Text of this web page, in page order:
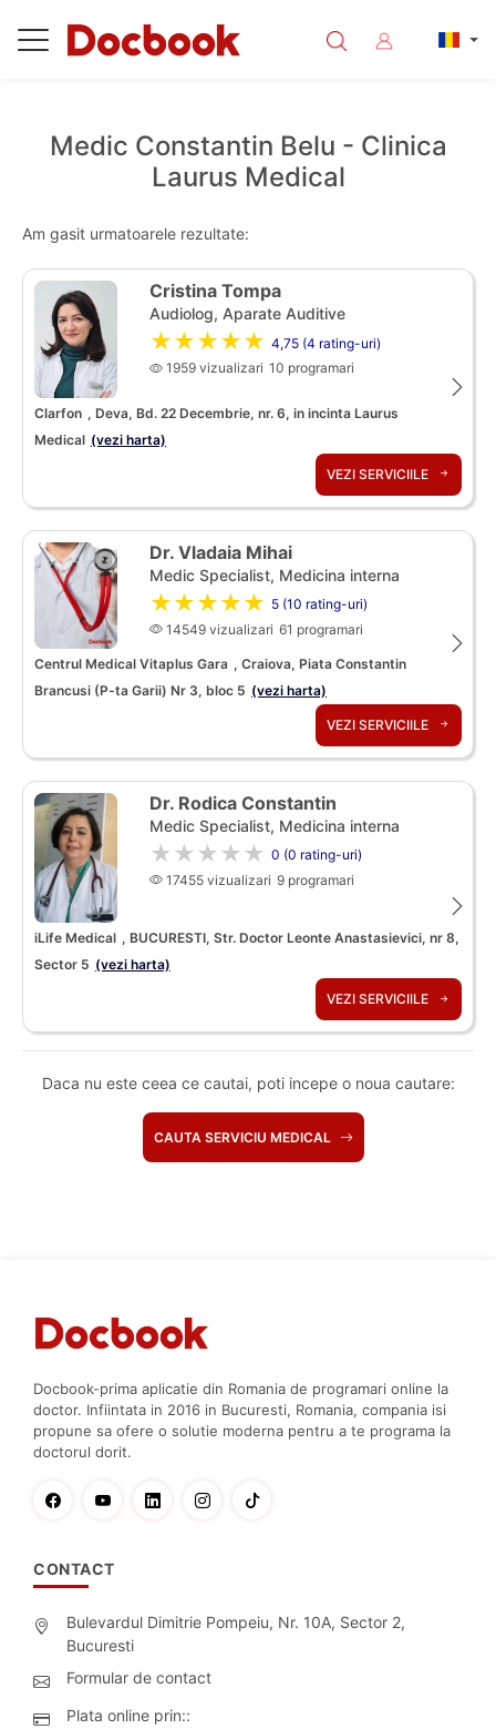
Medic Constantin Belu - Clinica
Laurus Medical
Am gasit urmatoarele rezultate:
Cristina Tompa
Audiolog, Aparate Auditive
★★★★★ 4,75 (4 rating-uri)
1959 vizualizari 10 programari
Clarfon , Deva, Bd. 22 Decembrie, nr. 6, in incinta Laurus
Medical (vezi harta)
VEZI SERVICIILE
Dr. Vladaia Mihai
Medic Specialist, Medicina interna
★★★★★ 5 (10 rating-uri)
14549 vizualizari 61 programari
Centrul Medical Vitaplus Gara , Craiova, Piata Constantin
Brancusi (P-ta Garii) Nr 3, bloc 5 (vezi harta)
VEZI SERVICIILE
Dr. Rodica Constantin
Medic Specialist, Medicina interna
★★★★★ 0 (0 rating-uri)
17455 vizualizari 9 programari
iLife Medical , BUCURESTI, Str. Doctor Leonte Anastasievici, nr 8,
Sector 5 (vezi harta)
VEZI SERVICIILE
Daca nu este ceea ce cautai, poti incepe o noua cautare:
CAUTA SERVICIU MEDICAL
Docbook-prima aplicatie din Romania de programari online la
doctor. Infiintata in 2016 in Bucuresti, Romania, compania isi
propune sa ofere o solutie moderna pentru a te programa la
doctorul dorit.
CONTACT
Bulevardul Dimitrie Pompeiu, Nr. 10A, Sector 2,
Bucuresti
Formular de contact
Plata online prin::